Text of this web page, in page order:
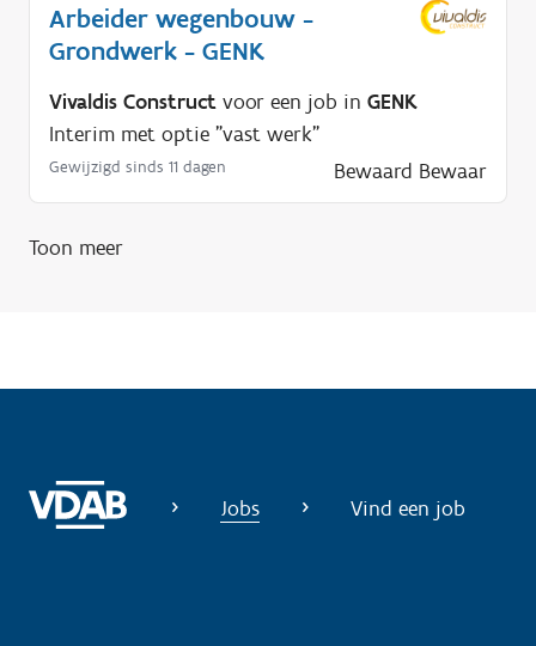
i
Arbeider wegenbouw -
Grondwerk - GENK
Vivaldis Construct voor een job in GENK
Interim met optie "vast werk"
Gewijzigd sinds 11 dagen Bewaard Bewaar
Toon meer
Jobs Vind een job